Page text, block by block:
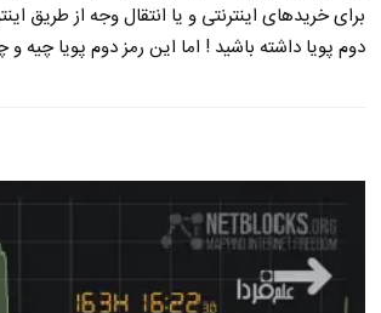
برای خریدهای اینترنتی و یا انتقال وجه از طریق
دوم پویا داشته باشید ! اما این رمز دوم پویا چیه و